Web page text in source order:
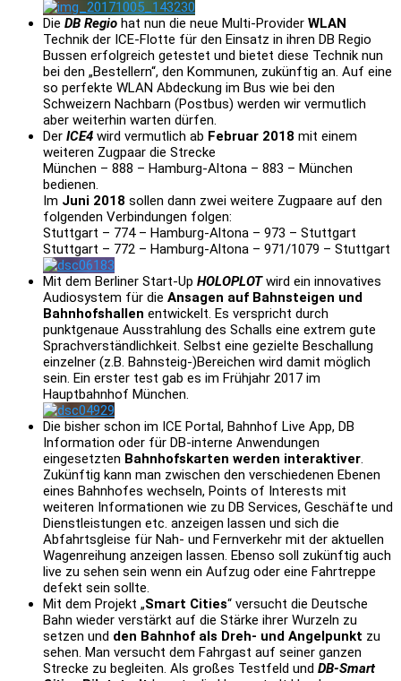
Die DB Regio hat nun die neue Multi-Provider WLAN
Technik der ICE-Flotte für den Einsatz in ihren DB Regio
Bussen erfolgreich getestet und bietet diese Technik nun
bei den „Bestellern“, den Kommunen, zukünftig an. Auf eine
so perfekte WLAN Abdeckung im Bus wie bei den
Schweizern Nachbarn (Postbus) werden wir vermutlich
aber weiterhin warten dürfen.
Der ICE4 wird vermutlich ab Februar 2018 mit einem
weiteren Zugpaar die Strecke
München – 888 – Hamburg-Altona – 883 – München
bedienen.
Im Juni 2018 sollen dann zwei weitere Zugpaare auf den
folgenden Verbindungen folgen:
Stuttgart – 774 – Hamburg-Altona – 973 – Stuttgart
Stuttgart – 772 – Hamburg-Altona – 971/1079 – Stuttgart
Mit dem Berliner Start-Up HOLOPLOTwird ein innovatives
Audiosystem für die Ansagen auf Bahnsteigen und
Bahnhofshallen entwickelt. Es verspricht durch
punktgenaue Ausstrahlung des Schalls eine extrem gute
Sprachverständlichkeit. Selbst eine gezielte Beschallung
einzelner (z.B. Bahnsteig-)Bereichen wird damit möglich
sein. Ein erster test gab es im Frühjahr 2017 im
Hauptbahnhof München.
Die bisher schon im ICE Portal, Bahnhof Live App, DB
Information oder für DB-interne Anwendungen
eingesetzten Bahnhofskarten werden interaktiver.
Zukünftig kann man zwischen den verschiedenen Ebenen
eines Bahnhofes wechseln, Points of Interests mit
weiteren Informationen wie zu DB Services, Geschäfte und
Dienstleistungen etc. anzeigen lassen und sich die
Abfahrtsgleise für Nah- und Fernverkehr mit der aktuellen
Wagenreihung anzeigen lassen. Ebenso soll zukünftig auch
live zu sehen sein wenn ein Aufzug oder eine Fahrtreppe
defekt sein sollte.
Mit dem Projekt „Smart Cities“ versucht die Deutsche
Bahn wieder verstärkt auf die Stärke ihrer Wurzeln zu
setzen und den Bahnhof als Dreh- und Angelpunkt zu
sehen. Man versucht dem Fahrgast auf seiner ganzen
Strecke zu begleiten. Als großes Testfeld und DB-Smart